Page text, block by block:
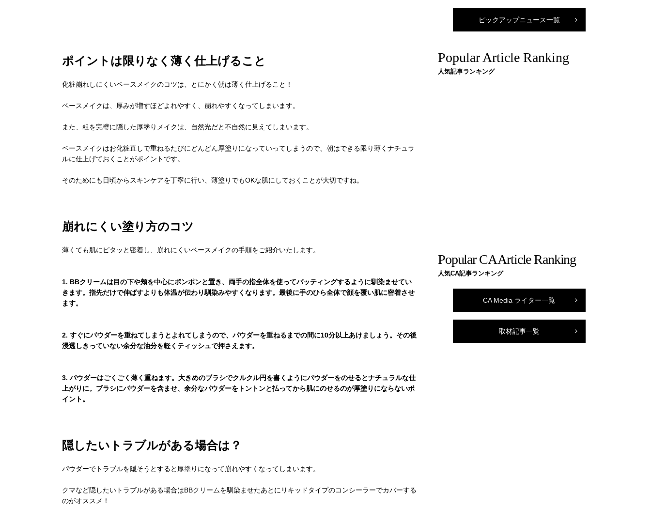
ポイントは限りなく薄く仕上げること
化粧崩れしにくいベースメイクのコツは、とにかく朝は薄く仕上げること！
ベースメイクは、厚みが増すほどよれやすく、崩れやすくなってしまいます。
また、粗を完璧に隠した厚塗りメイクは、自然光だと不自然に見えてしまいます。
ベースメイクはお化粧直しで重ねるたびにどんどん厚塗りになっていってしまうので、朝はできる限り薄くナチュラ
ルに仕上げておくことがポイントです。
そのためにも日頃からスキンケアを丁寧に行い、薄塗りでもOKな肌にしておくことが大切ですね。
崩れにくい塗り方のコツ
薄くても肌にピタッと密着し、崩れにくいベースメイクの手順をご紹介いたします。
1. BBクリームは目の下や頬を中心にポンポンと置き、両手の指全体を使ってパッティングするように馴染ませてい
きます。指先だけで伸ばすよりも体温が伝わり馴染みやすくなります。最後に手のひら全体で顔を覆い肌に密着させ
ます。
2. すぐにパウダーを重ねてしまうとよれてしまうので、パウダーを重ねるまでの間に10分以上あけましょう。その後
浸透しきっていない余分な油分を軽くティッシュで押さえます。
3. パウダーはごくごく薄く重ねます。大きめのブラシでクルクル円を書くようにパウダーをのせるとナチュラルな仕
上がりに。ブラシにパウダーを含ませ、余分なパウダーをトントンと払ってから肌にのせるのが厚塗りにならないポ
イント。
隠したいトラブルがある場合は？
パウダーでトラブルを隠そうとすると厚塗りになって崩れやすくなってしまいます。
クマなど隠したいトラブルがある場合はBBクリームを馴染ませたあとにリキッドタイプのコンシーラーでカバーする
のがオススメ！
ピックアップニュース一覧
Popular Article Ranking
人気記事ランキング
Popular CA Article Ranking
人気CA記事ランキング
CA Media ライター一覧
取材記事一覧